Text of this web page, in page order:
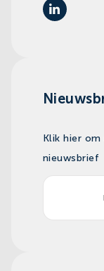
Klik hier
nieuwsbrief